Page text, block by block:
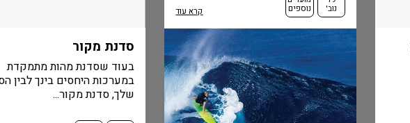
נוב' נוספים קרא עוד
סדנת מקור
בעוד שסדנת מהות מתמקדת
במערכות היחסים בינך לבין
שלך, סדנת מקור...